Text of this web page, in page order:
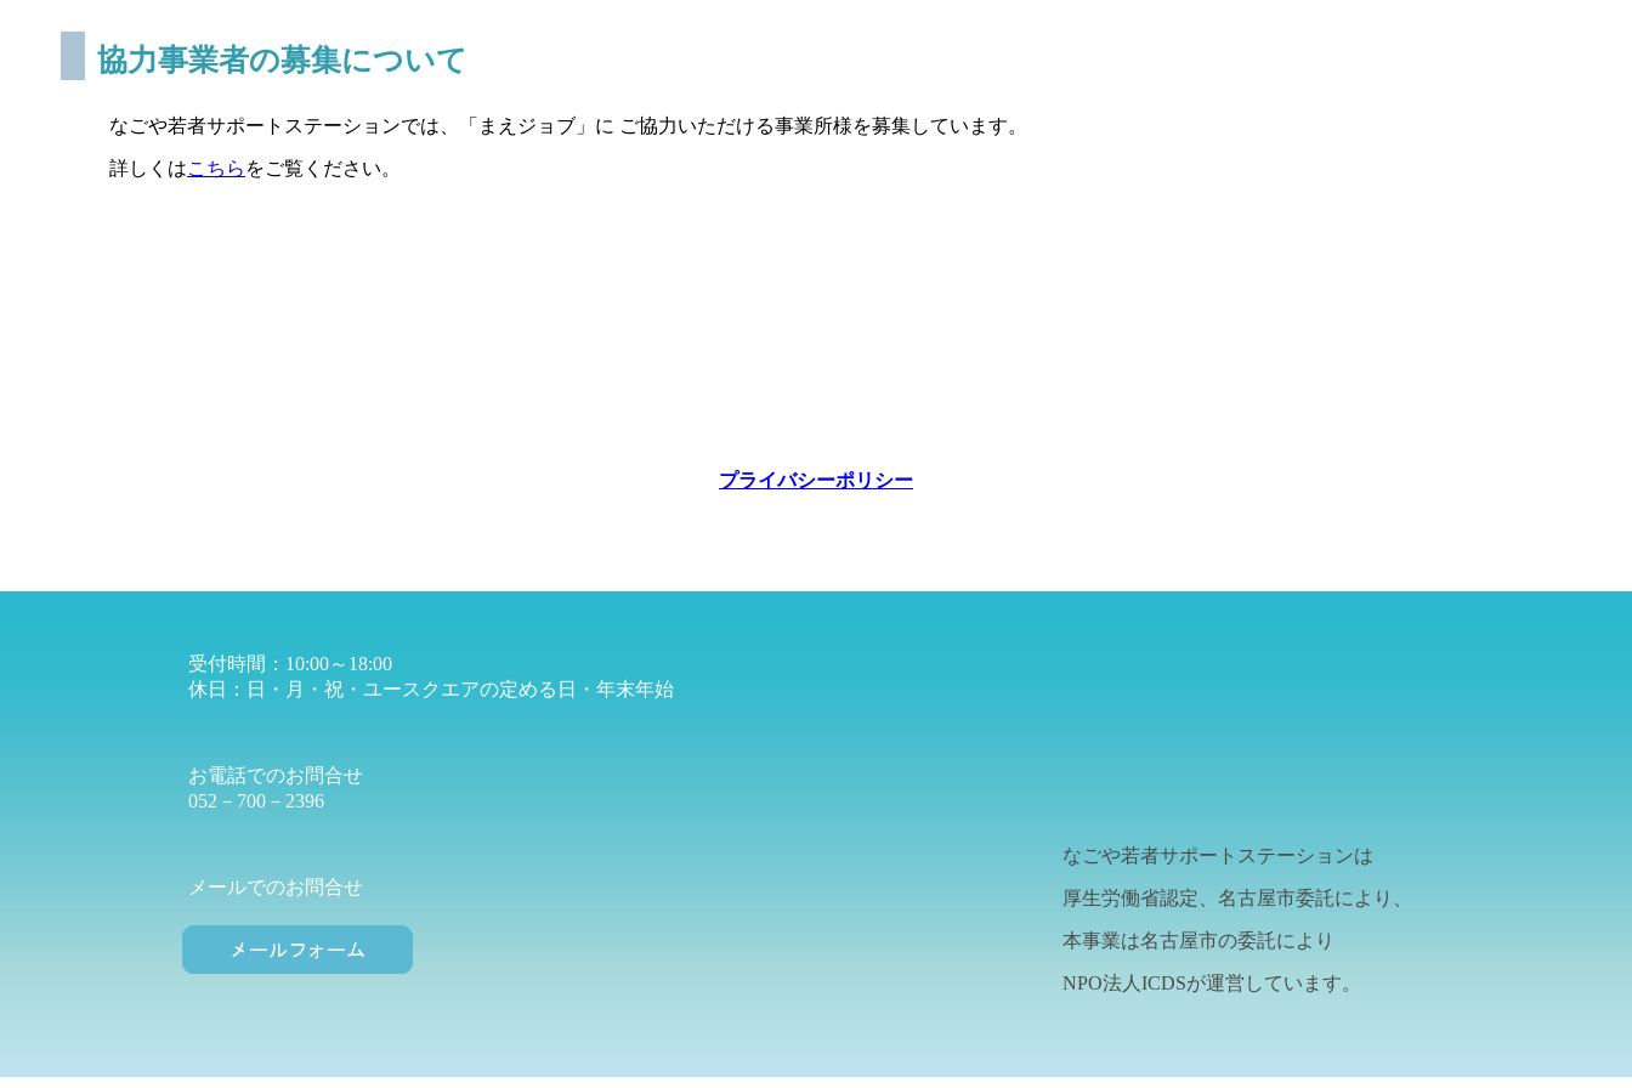
協力事業者の募集について
なごや若者サポートステーションでは、「まえジョブ」に ご協力いただける事業所様を募集しています。
詳しくはこちら をご覧ください。
プライバシーポリシー
受付時間：10:00～18:00
休日：日・月・祝・ユースクエアの定める日・年末年始
お電話でのお問合せ
052－700－2396
メールでのお問合せ
なごや若者サポートステーションは
厚生労働省認定、名古屋市委託により、
本事業は名古屋市の委託により
NPO法人ICDSが運営しています。